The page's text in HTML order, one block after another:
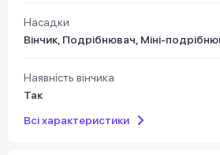
Насадки
Вінчик, Подрібнювач, Міні-
Наявність вінчика
Так
Всі характеристики